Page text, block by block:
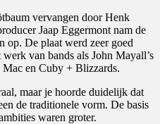
vervangen door Henk
Jaap Eggermont nam de
op. De plaat werd zeer goed
van bands als John Mayall’s
en Cuby + Blizzards.
maar je hoorde duidelijk dat
de traditionele vorm. De basis
waren groter.